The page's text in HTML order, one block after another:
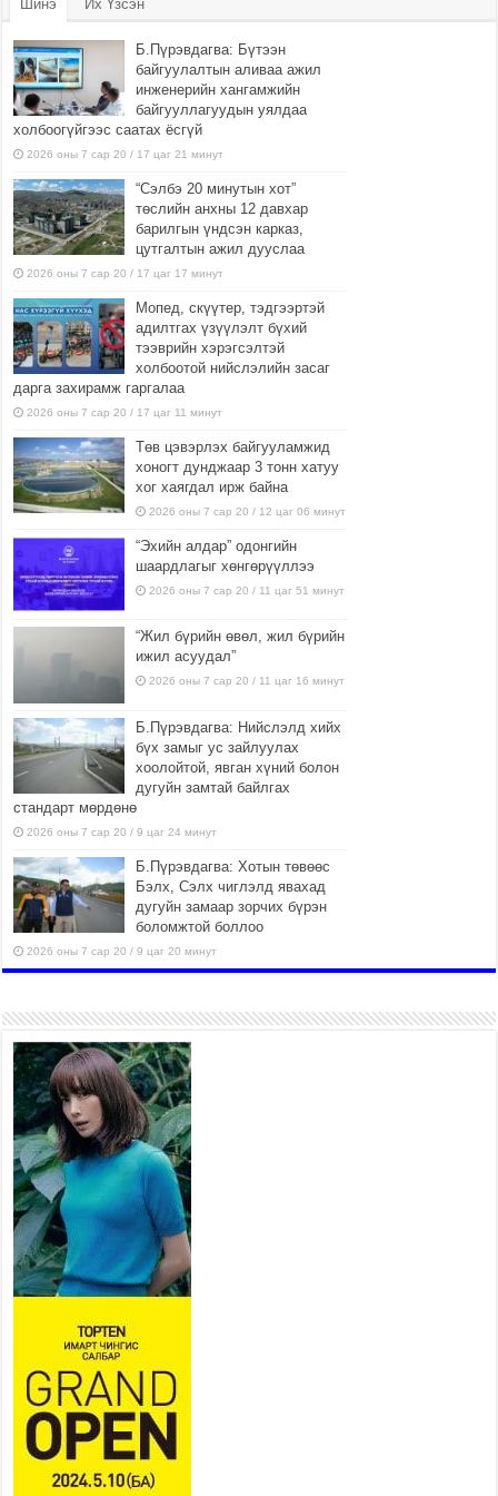
Шинэ Их Үзсэн
Б.Пүрэвдагва: Бүтээн
байгуулалтын аливаа ажил
инженерийн хангамжийн
байгууллагуудын уялдаа
холбоогүйгээс саатах ёсгүй
2026 оны 7 сар 20 / 17 цаг 21 минут
“Сэлбэ 20 минутын хот”
төслийн анхны 12 давхар
барилгын үндсэн карказ,
цутгалтын ажил дууслаа
2026 оны 7 сар 20 / 17 цаг 17 минут
Мопед, скүүтер, тэдгээртэй
адилтгах үзүүлэлт бүхий
тээврийн хэрэгсэлтэй
холбоотой нийслэлийн засаг
дарга захирамж гаргалаа
2026 оны 7 сар 20 / 17 цаг 11 минут
Төв цэвэрлэх байгууламжид
хоногт дунджаар 3 тонн хатуу
хог хаягдал ирж байна
2026 оны 7 сар 20 / 12 цаг 06 минут
“Эхийн алдар” одонгийн
шаардлагыг хөнгөрүүллээ
2026 оны 7 сар 20 / 11 цаг 51 минут
“Жил бүрийн өвөл, жил бүрийн
ижил асуудал”
2026 оны 7 сар 20 / 11 цаг 16 минут
Б.Пүрэвдагва: Нийслэлд хийх
бүх замыг ус зайлуулах
хоолойтой, явган хүний болон
дугуйн замтай байлгах
стандарт мөрдөнө
2026 оны 7 сар 20 / 9 цаг 24 минут
Б.Пүрэвдагва: Хотын төвөөс
Бэлх, Сэлх чиглэлд явахад
дугуйн замаар зорчих бүрэн
боломжтой боллоо
2026 оны 7 сар 20 / 9 цаг 20 минут
шугам хоолойн ажил 80
хувьтай үргэлжилж байна
2026 оны 7 сар 20 / 9 цаг 14 минут
Усархаг аадар бороо орж
байгаа тул аюулгүй байдлаа
хангаж, үер усны аюулаас
сэрэмжлэхийг нийслэлийн
Онцгой байдлын газраас анхааруулж байна
2026 оны 7 сар 20 / 9 цаг 09 минут
311 алба хаагч, 119 техник хэрэгсэлтэй ажиллаж
үер усны аюул, болзошгүй эрсдэлээс сэргийлж
байна
Аяллаа зөв төлөвлөхийг иргэдэд зөвлөж байна
2026 оны 7 сар 16 / 11 цаг 50 минут
Үер усны болзошгүй аюулаас сэргийлж,
холбогдох байгууллагууд өндөржүүлсэн бэлэн
байдалд ажиллаж байна
2026 оны 7 сар 15 / 13 цаг 06 минут